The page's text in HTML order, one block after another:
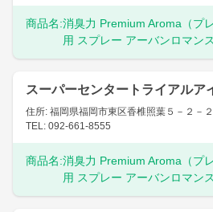
商品名:消臭力 Premium Aroma（プ
用 スプレー アーバンロマンス
スーパーセンタートライアルア
住所: 福岡県福岡市東区香椎照葉５－２－
TEL: 092-661-8555
商品名:消臭力 Premium Aroma（プ
用 スプレー アーバンロマンス